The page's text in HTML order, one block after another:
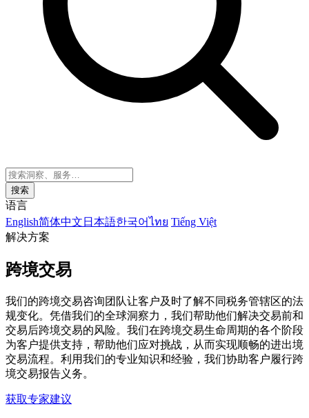
搜索
语言
English简体中文 日本語한국어ไทย Tiếng Việt
解决方案
跨境交易
我们的跨境交易咨询团队让客户及时了解不同税务管辖区的法
规变化。凭借我们的全球洞察力，我们帮助他们解决交易前和
交易后跨境交易的风险。我们在跨境交易生命周期的各个阶段
为客户提供支持，帮助他们应对挑战，从而实现顺畅的进出境
交易流程。利用我们的专业知识和经验，我们协助客户履行跨
境交易报告义务。
获取专家建议